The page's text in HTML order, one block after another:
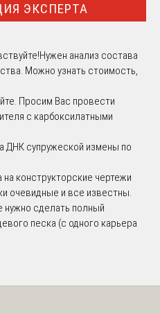
ЭКСПЕРТА
анализ состава
Можно узнать стоимость,
Просим Вас провести
с карбоксилатными
ДНК супружеской измены по
на конструкторские чертежи
очевидные и все известны.
нужно сделать полный
песка (с одного карьера